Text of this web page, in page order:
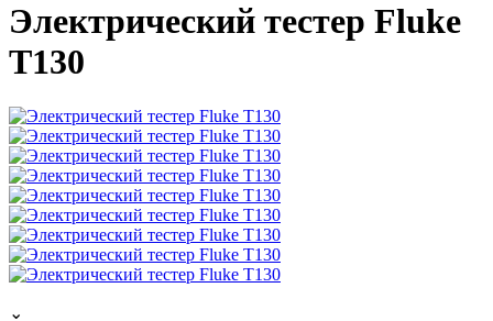
Электрический тестер Fluke
T130
⌄